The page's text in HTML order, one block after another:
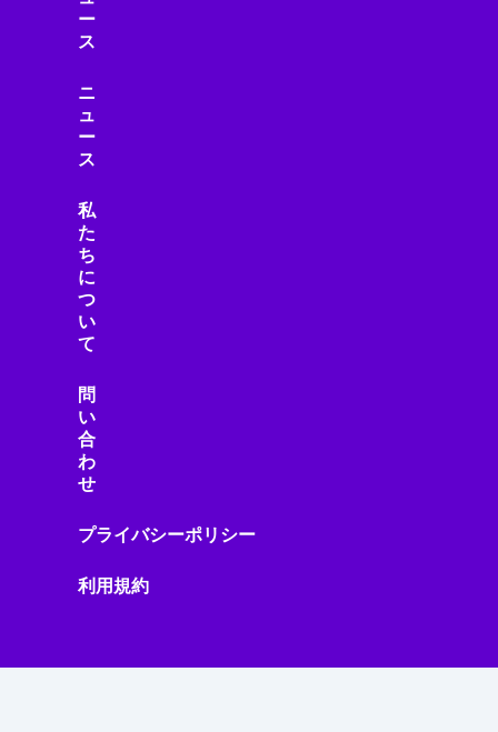
ー
ス
ニ
ュ
ー
ス
私
た
ち
に
つ
い
て
問
い
合
わ
せ
プライバシーポリシー
利用規約